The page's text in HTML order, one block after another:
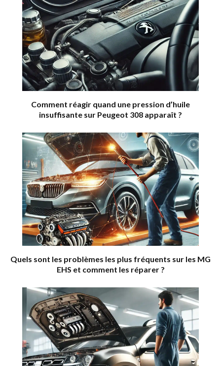
Comment réagir quand une pression d’huile
insuffisante sur Peugeot 308 apparaît ?
Quels sont les problèmes les plus fréquents sur les MG
EHS et comment les réparer ?